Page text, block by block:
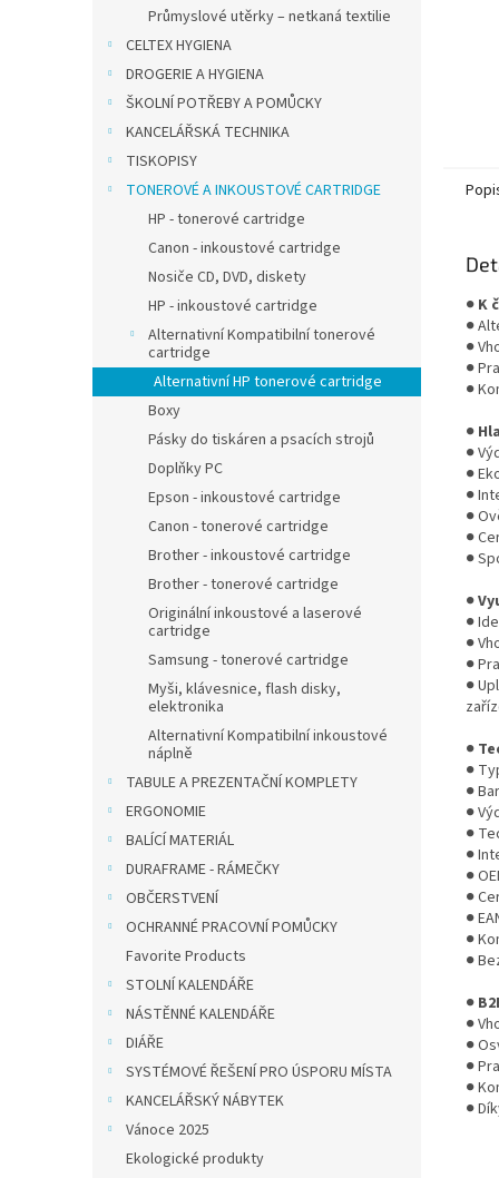
Průmyslové utěrky – netkaná textilie
CELTEX HYGIENA
DROGERIE A HYGIENA
ŠKOLNÍ POTŘEBY A POMŮCKY
KANCELÁŘSKÁ TECHNIKA
TISKOPISY
TONEROVÉ A INKOUSTOVÉ CARTRIDGE
HP - tonerové cartridge
Canon - inkoustové cartridge
Nosiče CD, DVD, diskety
HP - inkoustové cartridge
Alternativní Kompatibilní tonerové
cartridge
Alternativní HP tonerové cartridge
Boxy
Pásky do tiskáren a psacích strojů
Doplňky PC
Epson - inkoustové cartridge
Canon - tonerové cartridge
Brother - inkoustové cartridge
Brother - tonerové cartridge
Originální inkoustové a laserové
cartridge
Samsung - tonerové cartridge
Myši, klávesnice, flash disky,
elektronika
Alternativní Kompatibilní inkoustové
náplně
TABULE A PREZENTAČNÍ KOMPLETY
ERGONOMIE
BALÍCÍ MATERIÁL
DURAFRAME - RÁMEČKY
OBČERSTVENÍ
OCHRANNÉ PRACOVNÍ POMŮCKY
Favorite Products
STOLNÍ KALENDÁŘE
NÁSTĚNNÉ KALENDÁŘE
DIÁŘE
SYSTÉMOVÉ ŘEŠENÍ PRO ÚSPORU MÍSTA
KANCELÁŘSKÝ NÁBYTEK
Vánoce 2025
Ekologické produkty
● K
●
●
●
●
●
●
●
●
●
●
●
●
●
●
●
●
●
●
●
●
●
●
●
●
●
●
●
●
●
●
●
●
●